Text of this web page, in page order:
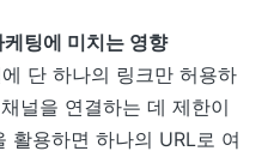
팅에 미치는 영향
단 하나의 링크만 허용하
널을 연결하는 데 제한이
활용하면 하나의 URL로 여